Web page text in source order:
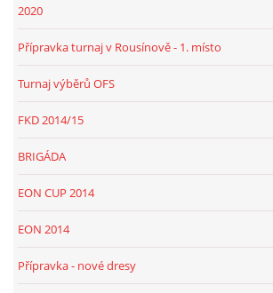
2020
Přípravka turnaj v Rousínově - 1. místo
Turnaj výběrů OFS
FKD 2014/15
BRIGÁDA
EON CUP 2014
EON 2014
Přípravka - nové dresy